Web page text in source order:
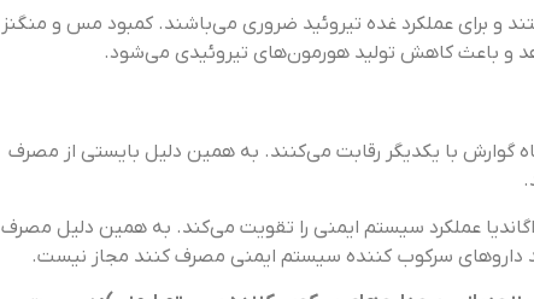
و برای عملکرد غده تیروئید ضروری می‌باشند. کمبود مس و منگنز
و باعث کاهش تولید هورمون‌های تیروئیدی می‌شود.
گوارش با یکدیگر رقابت می‌کنند. به همین دلیل بایستی از مصرف
عملکرد سیستم ایمنی را تقویت می‌کند. به همین دلیل مصرف
داروهای سرکوب کننده سیستم ایمنی مصرف کنند مجاز نیست.